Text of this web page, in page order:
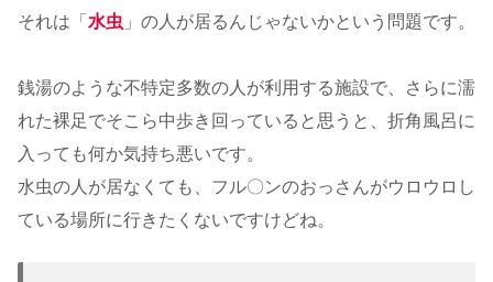
それは「 水虫 」の人が居るんじゃないかという問題です。
銭湯のような不特定多数の人が利用する施設で、さらに濡
れた裸足でそこら中歩き回っていると思うと、折角風呂に
入っても何か気持ち悪いです。
水虫の人が居なくても、フル〇ンのおっさんがウロウロし
ている場所に行きたくないですけどね。